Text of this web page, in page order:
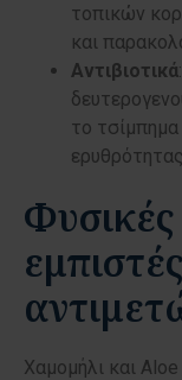
τοπικών
και
Αντιβιοτικά
το
Χαμομήλι και